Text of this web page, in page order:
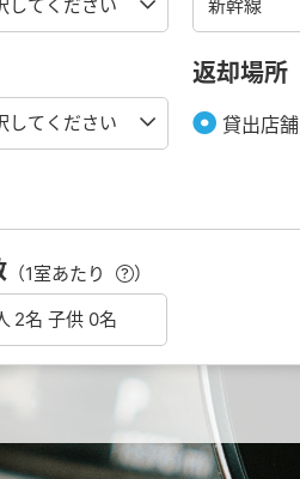
返却場所
貸出店舗
（1室あたり ）